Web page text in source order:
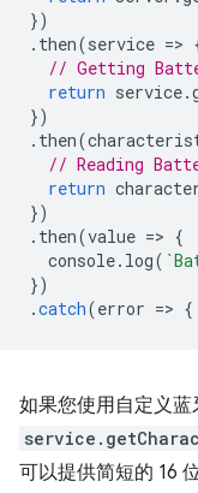
})
. then(service =>
// Getting
return service.
})
. then(
// Reading
return
})
. then(value => {
console. log(
})
.catch(error => {
如果您使用自定义蓝
可以提供简短的 16